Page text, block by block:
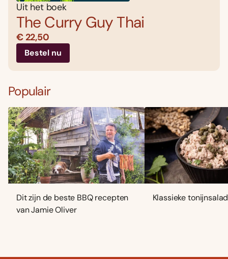
Uit het boek
The Curry Guy Thai
€ 22,50
Bestel nu
Populair
Dit zijn de beste BBQ recepten
van Jamie Oliver
Klassieke